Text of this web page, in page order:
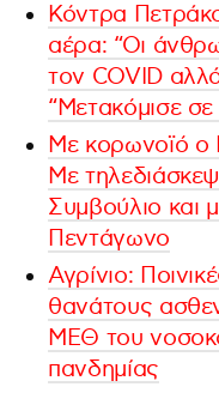
Κόντρα
αέρα: “Οι
τον COVID
“Μετακόμισε
Με κορωνοϊό ο
Με
Συμβούλιο και
Πεντάγωνο
Αγρίνιο:
θανάτους
ΜΕΘ του
πανδημίας